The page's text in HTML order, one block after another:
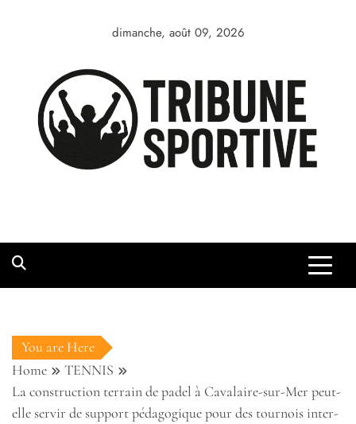
dimanche, août 09, 2026
You are Here
Home
TENNIS
La construction terrain de padel à Cavalaire-sur-Mer peut-
elle servir de support pédagogique pour des tournois inter-